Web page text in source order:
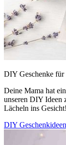
DIY Geschenke für
Deine Mama hat
unseren DIY Ideen
Lächeln ins Gesicht!
DIY